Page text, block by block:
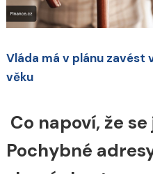
Vláda má v plánu zavést
věku
Co napoví, že
Pochybné